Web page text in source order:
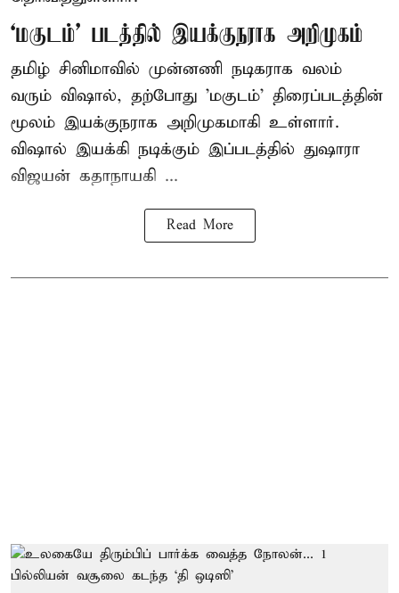
‘மகுடம்’ படத்தில் இயக்குநராக அறிமுகம்
தமிழ் சினிமாவில் முன்னணி நடிகராக வலம்
வரும் விஷால், தற்போது 'மகுடம்' திரைப்படத்தின்
மூலம் இயக்குநராக அறிமுகமாகி உள்ளார்.
விஷால் இயக்கி நடிக்கும் இப்படத்தில் துஷாரா
விஜயன் கதாநாயகி ...
Read More